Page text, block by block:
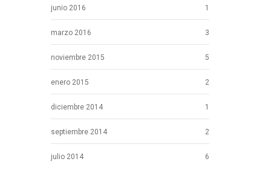
junio 2016 1
marzo 2016 3
noviembre 2015 5
enero 2015 2
diciembre 2014 1
septiembre 2014 2
julio 2014 6